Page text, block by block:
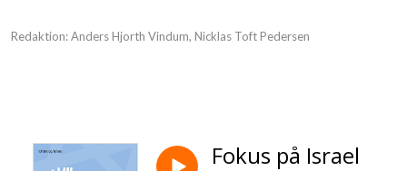
Redaktion: Anders Hjorth Vindum, Nicklas Toft Pedersen
Fokus på Israel